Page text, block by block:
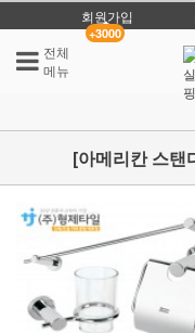
회원가입
+3000
전체
메뉴
[아메리칸 스탠